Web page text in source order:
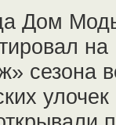
Дом
сезона